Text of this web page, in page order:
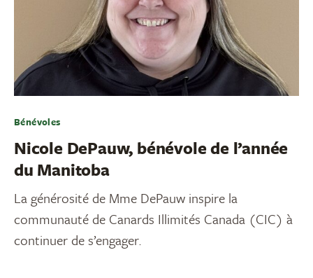
Bénévoles
Nicole DePauw, bénévole de l’année
du Manitoba
La générosité de Mme DePauw inspire la
communauté de Canards Illimités Canada (CIC) à
continuer de s’engager.